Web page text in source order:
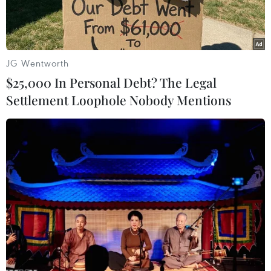
Nam Thành phố HồChí Minh do Ủy viên Bộ
Chính trị, Bí thư Thành ủy Lê Thanh Hải dẫn
đầu đãđến dâng hương, dâng hoa tưởng niệm
Chủ tịch Hồ Chí Minh và Chủ tịch Tôn
Đoàn cũng đã đặt vòng hoa và viếng các khu mộ
tại Nghĩa trang Liệt sỹ thành phố vàviếng Nghĩa
trang Thành phố Hồ Chí Minh (đồi Lạc Cảnh).
Thành phố Hồ Chí Minh cũng tổ chức Đoàn đại
biểu dâng hương, đặt vòng hoa tạiĐền Tưởng
niệm Liệt sỹ Bến Dược - huyện Củ Chi; đặt vòng
hoa và viếng các khu mộtại Nghĩa trang Liệt sỹ
huyện Củ Chi và Nghĩa trang chính sách thành
phố.
JG Wentworth
$25,000 In Personal Debt? The Legal
Settlement Loophole Nobody Mentions